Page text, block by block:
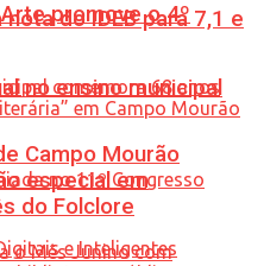
do IDEB para 7,1 e
no ensino municipal
promove o 4º
Campo Mourão
especial em
do Folclore